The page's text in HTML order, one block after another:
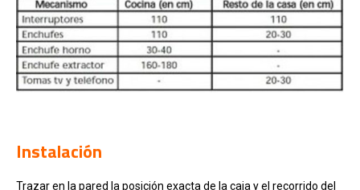
Instalación
Trazar en la pared la posición exacta de la caja y el recorrido del